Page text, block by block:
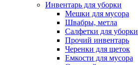
Инвентарь для уборки
Мешки для мусора
Швабры, метла
Салфетки для уборки
Прочий инвентарь
Черенки для щеток
Емкости для мусора